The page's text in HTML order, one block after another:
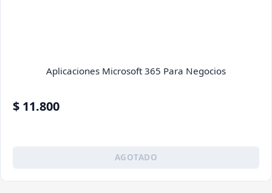
Aplicaciones Microsoft 365 Para Negocios
$ 11.800
AGOTADO